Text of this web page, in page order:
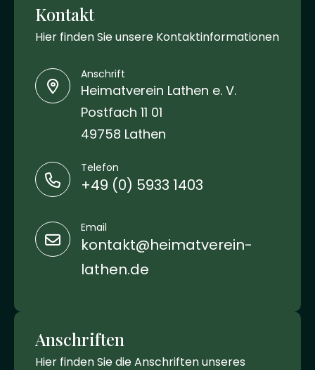
Kontakt
Hier finden Sie unsere Kontaktinformationen
Anschrift
Heimatverein Lathen e. V.
Postfach 11 01
49758 Lathen
Telefon
+49 (0) 5933 1403
Email
kontakt@heimatverein-
lathen.de
Anschriften
Hier finden Sie die Anschriften unseres